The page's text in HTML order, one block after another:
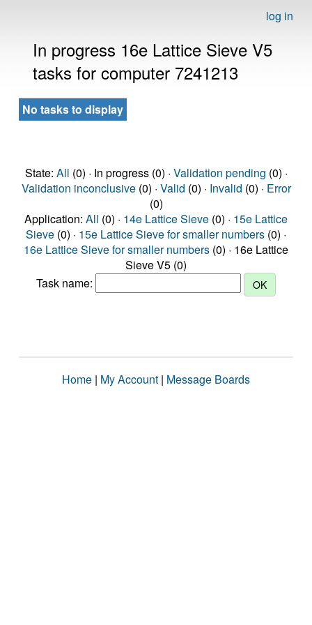
log in
In progress 16e Lattice Sieve V5
tasks for computer 7241213
No tasks to display
State: All (0) · In progress (0) · Validation pending (0) ·
Validation inconclusive(0) · Valid (0) · Invalid (0) · Error
(0)
Application: All (0) · 14e Lattice Sieve (0) · 15e Lattice
Sieve (0) · 15e Lattice Sieve for smaller numbers (0) ·
16e Lattice Sieve for smaller numbers (0) · 16e Lattice
Sieve V5 (0)
Task name:
Home | My Account | Message Boards